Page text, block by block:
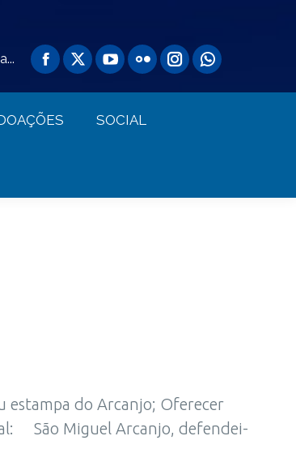
SOCIAL
estampa do Arcanjo; Oferecer
São Miguel Arcanjo, defendei-